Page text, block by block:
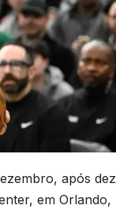
após dez
em Orlando,